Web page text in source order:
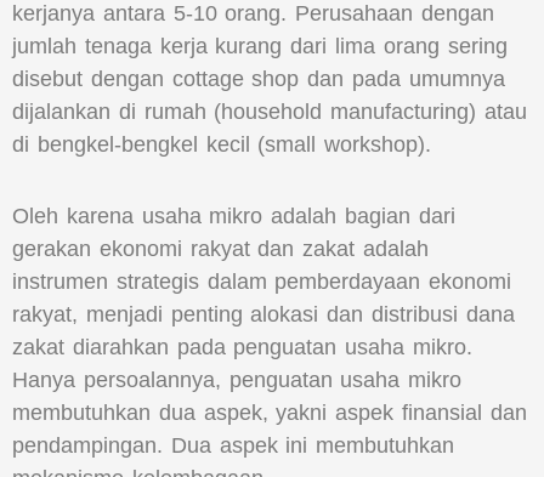
kerjanya antara 5-10 orang. Perusahaan dengan
jumlah tenaga kerja kurang dari lima orang sering
disebut dengan cottage shop dan pada umumnya
dijalankan di rumah (household manufacturing) atau
di bengkel-bengkel kecil (small workshop).
Oleh karena usaha mikro adalah bagian dari
gerakan ekonomi rakyat dan zakat adalah
instrumen strategis dalam pemberdayaan ekonomi
rakyat, menjadi penting alokasi dan distribusi dana
zakat diarahkan pada penguatan usaha mikro.
Hanya persoalannya, penguatan usaha mikro
membutuhkan dua aspek, yakni aspek finansial dan
pendampingan. Dua aspek ini membutuhkan